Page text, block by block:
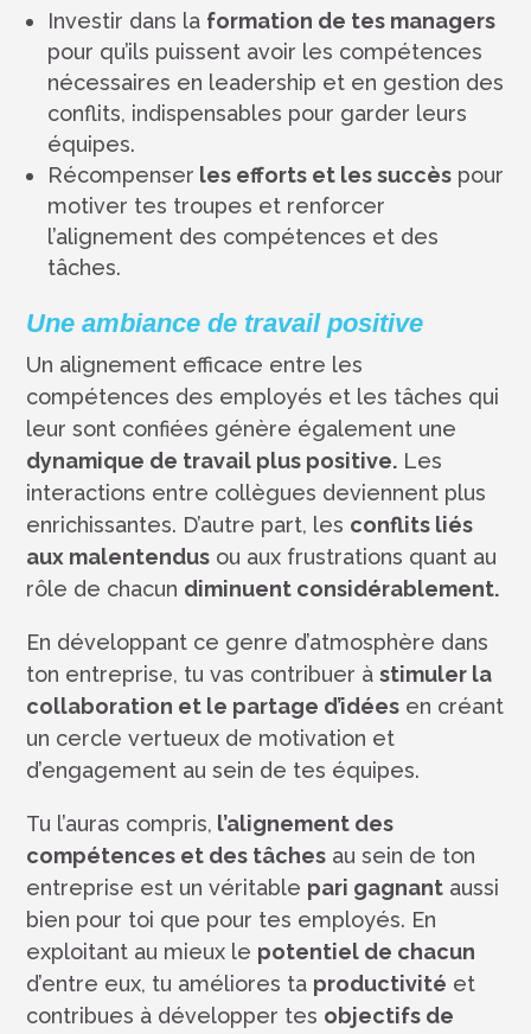
Investir dans la formation de tes managers
pour qu’ils puissent avoir les compétences
nécessaires en leadership et en gestion des
conflits, indispensables pour garder leurs
équipes.
Récompenser les efforts et les succès pour
motiver tes troupes et renforcer
l’alignement des compétences et des
tâches.
Une ambiance de travail positive
Un alignement efficace entre les
compétences des employés et les tâches qui
leur sont confiées génère également une
dynamique de travail plus positive. Les
interactions entre collègues deviennent plus
enrichissantes. D’autre part, les conflits liés
aux malentendus ou aux frustrations quant au
rôle de chacun diminuent considérablement.
En développant ce genre d’atmosphère dans
ton entreprise, tu vas contribuer àstimuler la
collaboration et le partage d’idées en créant
un cercle vertueux de motivation et
d’engagement au sein de tes équipes.
Tu l’auras compris, l’alignement des
compétences et des tâches au sein de ton
entreprise est un véritable pari gagnant aussi
bien pour toi que pour tes employés. En
exploitant au mieux le potentiel de chacun
d’entre eux, tu améliores ta productivité et
contribues à développer tes objectifs de